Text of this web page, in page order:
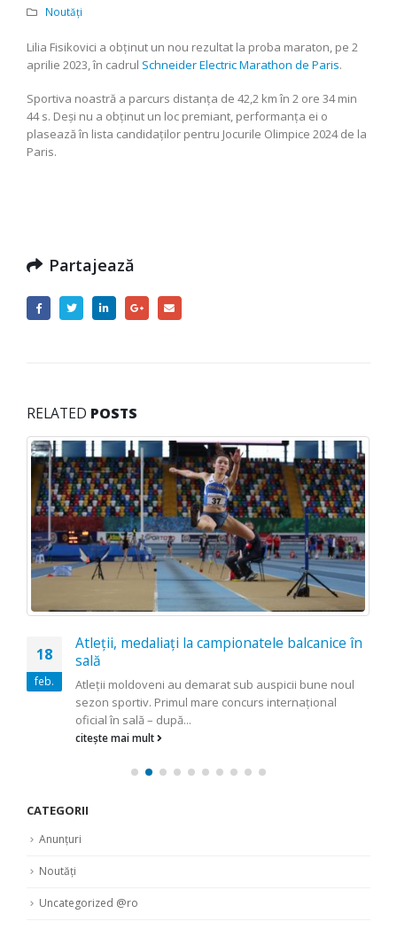
Noutăți
Lilia Fisikovici a obținut un nou rezultat la proba maraton, pe 2
aprilie 2023, în cadrul Schneider Electric Marathon de Paris.
Sportiva noastră a parcurs distanța de 42,2 km în 2 ore 34 min
44 s. Deși nu a obținut un loc premiant, performanța ei o
plasează în lista candidaților pentru Jocurile Olimpice 2024 de la
Paris.
Partajează
RELATED POSTS
18
feb.
Atleţii, medaliaţi la campionatele balcanice în
sală
Atleţii moldoveni au demarat sub auspicii bune noul
sezon sportiv. Primul mare concurs internaţional
oficial în sală – după...
citește mai mult
CATEGORII
Anunțuri
Noutăți
Uncategorized @ro